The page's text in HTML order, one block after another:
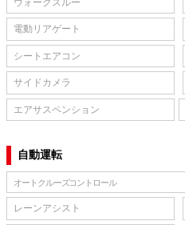
電動リアゲート
シートエアコン
サイドカメラ
エアサスペンション
自動運転
オートクルーズコントロール
レーンアシスト